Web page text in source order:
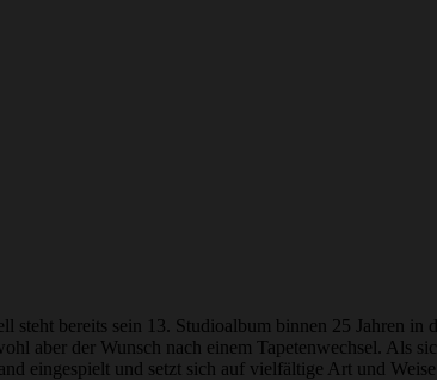
bereits sein 13. Studioalbum binnen 25 Jahren
aber der Wunsch nach einem Tapetenwechsel. Als
eingespielt und setzt sich auf vielfältige Art und